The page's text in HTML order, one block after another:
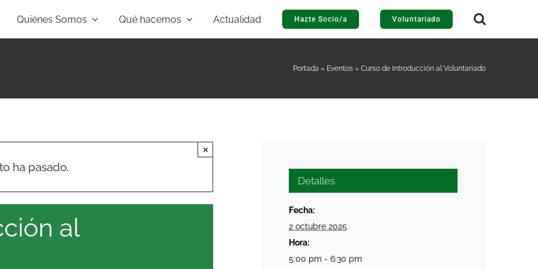
Quiénes Somos Qué hacemos Actualidad Hazte Socio/a Voluntariado
Portada » Eventos » Curso de Introducción al Voluntariado
ha pasado.
×
al
Detalles
Fecha:
2 octubre 2025
Hora:
5:00 pm - 6:30 pm